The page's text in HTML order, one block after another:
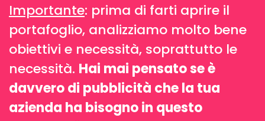
Importante: prima di farti aprire il
portafoglio, analizziamo molto bene
obiettivi e necessità, soprattutto le
necessità. Hai mai pensato se è
davvero di pubblicità che la tua
azienda ha bisogno in questo